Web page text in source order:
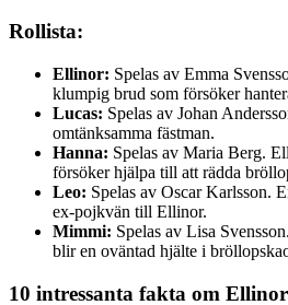
Rollista:
Ellinor: Spelas av Emma
klumpig brud som försöker
Lucas: Spelas av Johan
omtänksamma fästman.
Hanna: Spelas av Maria Berg.
försöker hjälpa till att rädda
Leo: Spelas av Oscar Karlsson.
ex-pojkvän till Ellinor.
Mimmi: Spelas av Lisa
blir en oväntad hjälte i
10 intressanta fakta om